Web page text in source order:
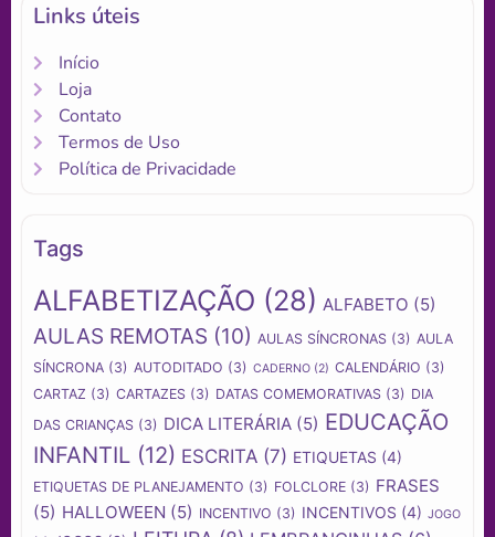
Links úteis
Início
Loja
Contato
Termos de Uso
Política de Privacidade
Tags
ALFABETIZAÇÃO (28) ALFABETO (5)
AULAS REMOTAS (10) AULAS SÍNCRONAS (3) AULA
SÍNCRONA (3) AUTODITADO (3) CADERNO (2) CALENDÁRIO (3)
CARTAZ (3) CARTAZES (3) DATAS COMEMORATIVAS (3) DIA
DAS CRIANÇAS (3) DICA LITERÁRIA (5) EDUCAÇÃO
INFANTIL (12) ESCRITA (7) ETIQUETAS (4)
ETIQUETAS DE PLANEJAMENTO (3) FOLCLORE (3) FRASES
(5) HALLOWEEN (5) INCENTIVO (3) INCENTIVOS (4) JOGO